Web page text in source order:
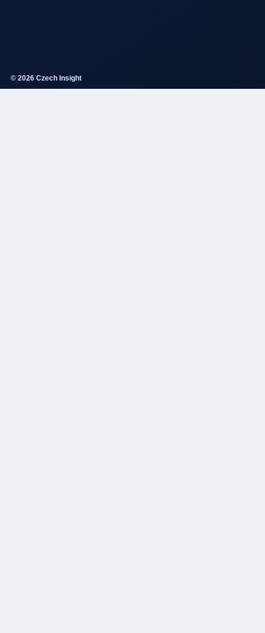
© 2026 Czech Insight